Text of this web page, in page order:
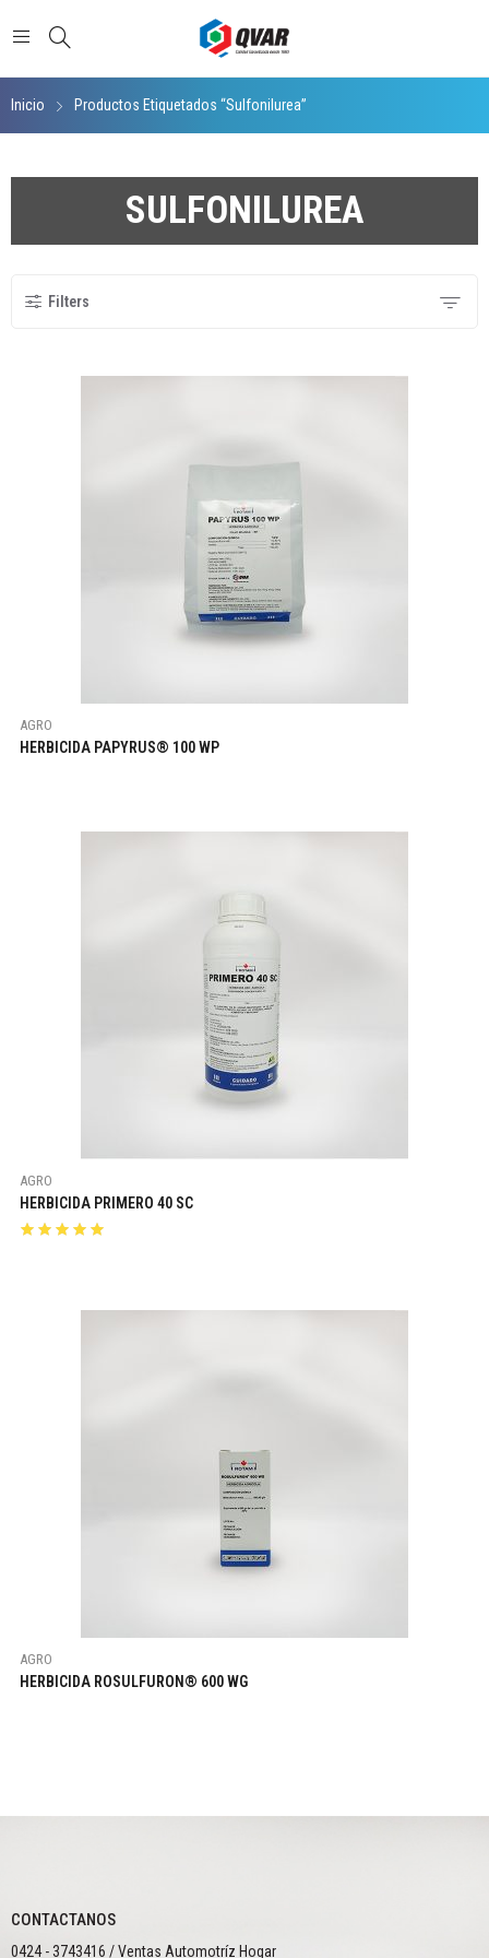
Inicio Productos Etiquetados “sulfonilurea”
SULFONILUREA
Filters
AGRO
HERBICIDA PAPYRUS® 100 WP
AGRO
HERBICIDA PRIMERO 40 SC
AGRO
HERBICIDA ROSULFURON® 600 WG
CONTACTANOS
0424 - 3743416 / Ventas Automotríz Hogar